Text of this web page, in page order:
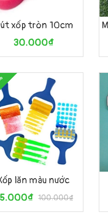
xốp tròn 10cm
30.000₫
hàng
lăn màu nước
100.000₫
chọn